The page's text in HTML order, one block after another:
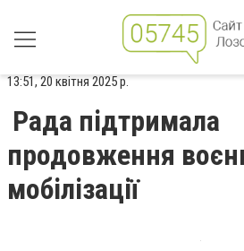
13:51, 20 квітня 2025 р.
Рада підтримала
продовження
мобілізації